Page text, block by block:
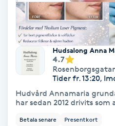
Nagelförlängning akryl
Nagelförlängning gelé
Nagelförlängning glasfiber
Nagelförlängning silke
Nagelförstärkning
Hudsalong Anna
4.7
Tider fr. 13:20,
Hudvård Annamaria
har sedan 2012 drivits som
Betala senare Presentkort